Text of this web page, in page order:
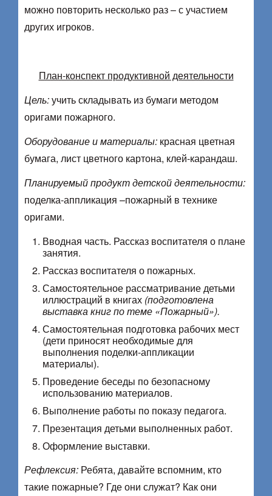
можно повторить несколько раз – с участием
других игроков.
План-конспект продуктивной деятельности
Цель:учить складывать из бумаги методом
оригами пожарного.
Оборудование и материалы: красная цветная
бумага, лист цветного картона, клей-карандаш.
Планируемый продукт детской деятельности:
поделка-аппликация –пожарный в технике
оригами.
Вводная часть. Рассказ воспитателя о плане
занятия.
Рассказ воспитателя о пожарных.
Самостоятельное рассматривание детьми
иллюстраций в книгах (подготовлена
выставка книг по теме «Пожарный»).
Самостоятельная подготовка рабочих мест
(дети приносят необходимые для
выполнения поделки-аппликации
материалы).
Проведение беседы по безопасному
использованию материалов.
Выполнение работы по показу педагога.
Презентация детьми выполненных работ.
Оформление выставки.
Рефлексия: Ребята, давайте вспомним, кто
такие пожарные? Где они служат? Как они